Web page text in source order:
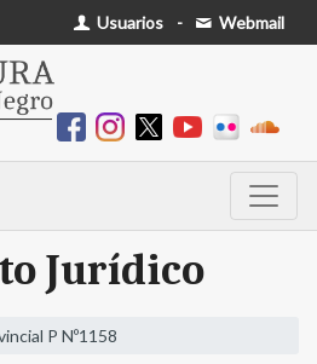
Usuarios - Webmail
Jurídico
P Nº1158